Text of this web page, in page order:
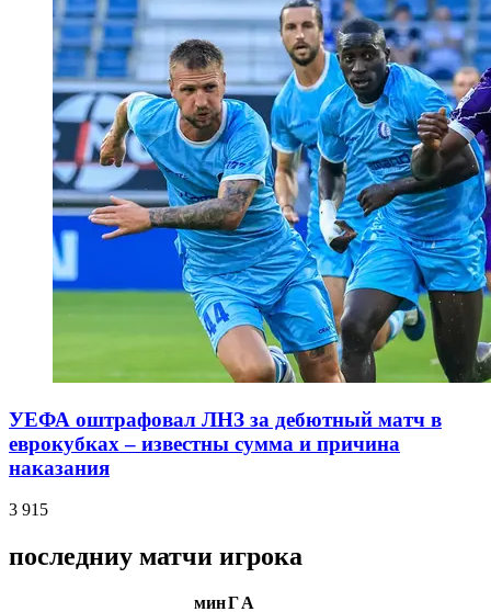
УЕФА оштрафовал ЛНЗ за дебютный матч в
еврокубках – известны сумма и причина
наказания
3 915
последниу матчи игрока
минГА